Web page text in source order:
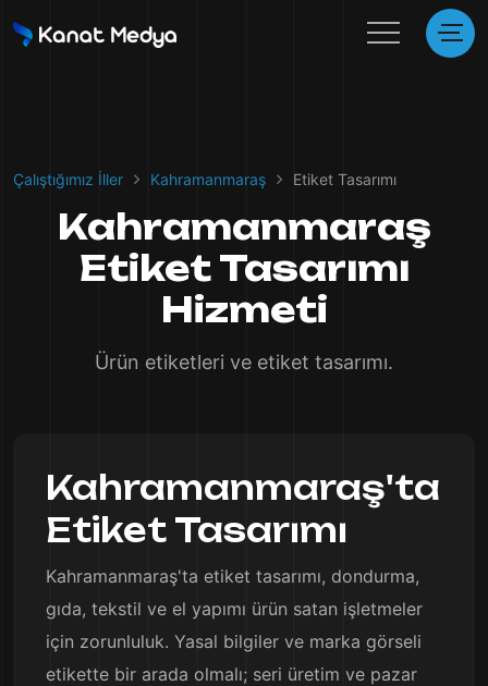
Çalıştığımız İller Kahramanmaraş Etiket Tasarımı
Kahramanmaraş
Etiket Tasarımı
Hizmeti
Ürün etiketleri ve etiket tasarımı.
Kahramanmaraş'ta
Etiket Tasarımı
Kahramanmaraş'ta etiket tasarımı, dondurma,
gıda, tekstil ve el yapımı ürün satan işletmeler
için zorunluluk. Yasal bilgiler ve marka görseli
etikette bir arada olmalı; seri üretim ve pazar